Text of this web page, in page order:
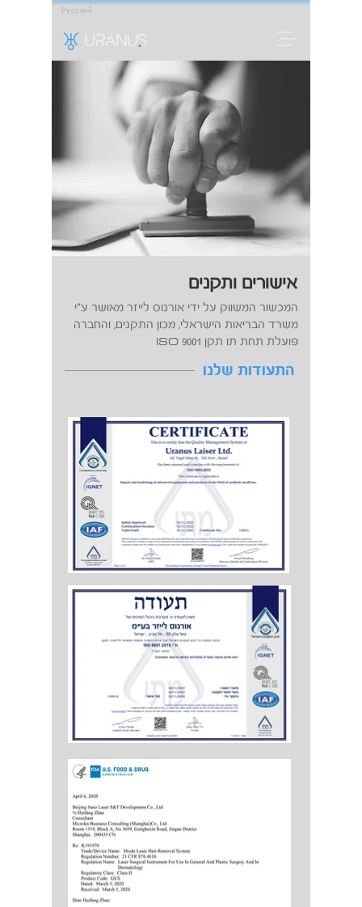
Русский
אישורים ותקנים
אישורים ותקנים
המכשור המשווק על ידי אורנוס לייזר מאושר ע"י
משרד הבריאות הישראלי, מכון התקנים, והחברה
פועלת תחת תו תקן
ISO 9001
התעודות שלנו